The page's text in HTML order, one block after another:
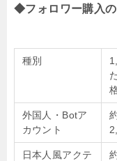
◆フォロワー購入の
種別
外国人・Botア
カウント
日本人風アクテ